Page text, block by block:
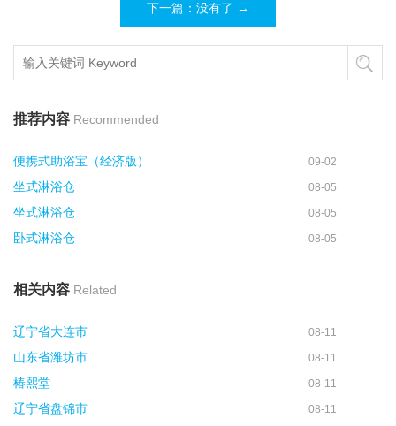
下一篇：没有了 →
推荐内容 Recommended
便携式助浴宝（经济版） 09-02
坐式淋浴仓 08-05
坐式淋浴仓 08-05
卧式淋浴仓 08-05
相关内容 Related
辽宁省大连市 08-11
山东省潍坊市 08-11
椿熙堂 08-11
辽宁省盘锦市 08-11